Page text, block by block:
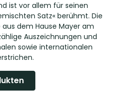
ist vor allem für seinen
Satz« berühmt. Die
dem Hause Mayer am
Auszeichnungen und
sowie internationalen